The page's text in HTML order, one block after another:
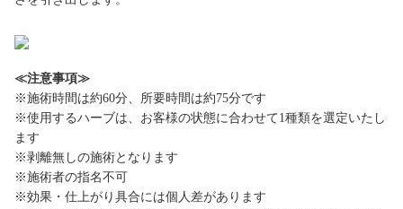
≪注意事項≫
※施術時間は約60分、所要時間は約75分です
※使用するハーブは、お客様の状態に合わせて1種類を選定いたし
ます
※剥離無しの施術となります
※施術者の指名不可
※効果・仕上がり具合には個人差があります